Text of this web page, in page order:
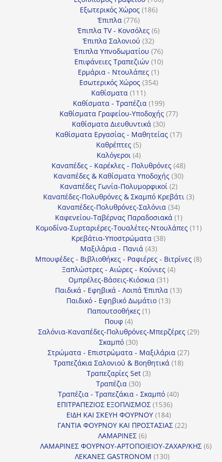
Εξωτερικός Χώρος 186186
Έπιπλα 776776
προϊόντα
Έπιπλα TV - Κονσόλες 66
Έπιπλα Σαλονιού 3232
προϊόντα
Έπιπλα Υπνοδωματίου 7676
προϊόντα
Επιφάνειες Τραπεζιών 1010
Ερμάρια - Ντουλάπες 11
προϊόν
Εσωτερικός Χώρος 354354
Καθίσματα 111111
προϊόντα
Καθίσματα - Τραπέζια 199199
προϊόντα
Καθίσματα Γραφείου-Υποδοχής 7777
Καθίσματα Διευθυντικά 3030
προϊόντα
Καθίσματα Εργασίας - Μαθητείας 1717
Καθρέπτες 55
προϊόντα
Καλόγεροι 44
προϊόντα
Καναπέδες - Καρέκλες - Πολυθρόνες 4848
προϊόντα
Καναπέδες & Καθίσματα Υποδοχής 3030
Καναπέδες Γωνία-Πολυμορφικοί 22
προϊόντα
Καναπέδες-Πολυθρόνες & Σκαμπό Κρεβάτι 33
Καναπέδες-Πολυθρόνες-Σαλόνια 3434
προϊόντα
Καφενείου-Ταβέρνας Παραδοσιακά 11
προϊόν
Κομοδίνα-Συρταριέρες-Τουαλέτες-Ντουλάπες 1111
Κρεβάτια-Υποστρώματα 3838
Μαξιλάρια - Πανιά 4343
προϊόντα
Μπουφέδες - Βιβλιοθήκες - Ραφιέρες - Βιτρίνες 88
Ξαπλώστρες - Αιώρες - Κούνιες 44
Ομπρέλες-Βάσεις-Κιόσκια 3131
προϊόντα
Παιδικά - Εφηβικά - Λοιπά Έπιπλα 1313
Παιδικό - Εφηβικό Δωμάτιο 1313
Παπουτσοθήκες 11
Πουφ 44
προϊόντα
Σαλόνια-Καναπέδες-Πολυθρόνες-Μπερζέρες 2929
Σκαμπό 3030
προϊόντα
Στρώματα - Επιστρώματα - Μαξιλάρια 2727
Τραπεζάκια Σαλονιού & Βοηθητικά 1818
Τραπεζαρίες Set 33
Τραπέζια 3030
προϊόντα
Τραπέζια - Τραπεζάκια - Σκαμπό 4040
ΕΠΙΤΡΑΠΕΖΙΟΣ ΕΞΟΠΛΙΣΜΟΣ 15361536
προϊόντα
ΕΙΔΗ ΚΑΙ ΣΚΕΥΗ ΦΟΥΡΝΟΥ 184184
προϊόντα
ΓΑΝΤΙΑ ΦΟΥΡΝΟΥ ΚΑΙ ΠΡΟΣΤΑΣΙΑΣ 2222
ΛΑΜΑΡΙΝΕΣ 66
προϊόντα
ΛΑΜΑΡΙΝΕΣ ΦΟΥΡΝΟΥ-ΑΡΤΟΠΟΙΕΙΟΥ-ΖΑΧΑΡ/ΚΗΣ 66
ΛΕΚΑΝΕΣ GASTRONOM 130130